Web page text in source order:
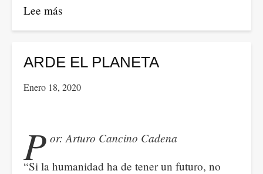
Lee más
Prácticas
en
industriales
ARDE EL PLANETA
Enero 18, 2020
P or: Arturo Cancino Cadena
“Si la humanidad ha de tener un futuro, no